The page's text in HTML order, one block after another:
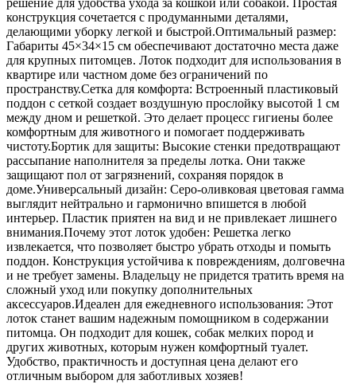
решение для удобства ухода за кошкой или собакой. Простая
конструкция сочетается с продуманными деталями,
делающими уборку легкой и быстрой.Оптимальный размер:
Габариты 45×34×15 см обеспечивают достаточно места даже
для крупных питомцев. Лоток подходит для использования в
квартире или частном доме без ограничений по
пространству.Сетка для комфорта: Встроенный пластиковый
поддон с сеткой создает воздушную прослойку высотой 1 см
между дном и решеткой. Это делает процесс гигиены более
комфортным для животного и помогает поддерживать
чистоту.Бортик для защиты: Высокие стенки предотвращают
рассыпание наполнителя за пределы лотка. Они также
защищают пол от загрязнений, сохраняя порядок в
доме.Универсальный дизайн: Серо-оливковая цветовая гамма
выглядит нейтрально и гармонично впишется в любой
интерьер. Пластик приятен на вид и не привлекает лишнего
внимания.Почему этот лоток удобен: Решетка легко
извлекается, что позволяет быстро убрать отходы и помыть
поддон. Конструкция устойчива к повреждениям, долговечна
и не требует замены. Владельцу не придется тратить время на
сложный уход или покупку дополнительных
аксессуаров.Идеален для ежедневного использования: Этот
лоток станет вашим надежным помощником в содержании
питомца. Он подходит для кошек, собак мелких пород и
других животных, которым нужен комфортный туалет.
Удобство, практичность и доступная цена делают его
отличным выбором для заботливых хозяев!